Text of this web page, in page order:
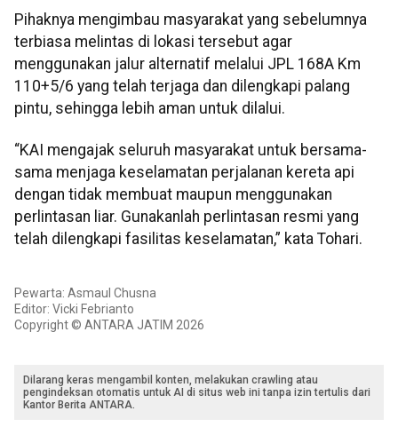
Pihaknya mengimbau masyarakat yang sebelumnya
terbiasa melintas di lokasi tersebut agar
menggunakan jalur alternatif melalui JPL 168A Km
110+5/6 yang telah terjaga dan dilengkapi palang
pintu, sehingga lebih aman untuk dilalui.
“KAI mengajak seluruh masyarakat untuk bersama-
sama menjaga keselamatan perjalanan kereta api
dengan tidak membuat maupun menggunakan
perlintasan liar. Gunakanlah perlintasan resmi yang
telah dilengkapi fasilitas keselamatan,” kata Tohari.
Pewarta: Asmaul Chusna
Editor: Vicki Febrianto
Copyright © ANTARA JATIM 2026
Dilarang keras mengambil konten, melakukan crawling atau
pengindeksan otomatis untuk AI di situs web ini tanpa izin tertulis dari
Kantor Berita ANTARA.